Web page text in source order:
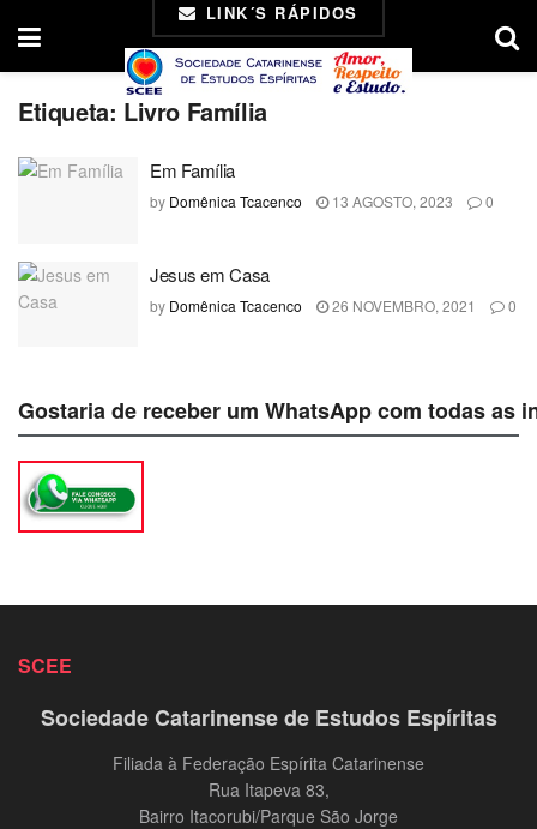
LINK´S RÁPIDOS
Etiqueta: Livro Família
Em Família
by Domênica Tcacenco 13 AGOSTO, 2023 0
Jesus em Casa
by Domênica Tcacenco 26 NOVEMBRO, 2021 0
Gostaria de receber um WhatsApp com todas
SCEE
Sociedade Catarinense de Estudos Espíritas
Filiada à Federação Espírita Catarinense
Rua Itapeva 83,
Bairro Itacorubi/Parque São Jorge